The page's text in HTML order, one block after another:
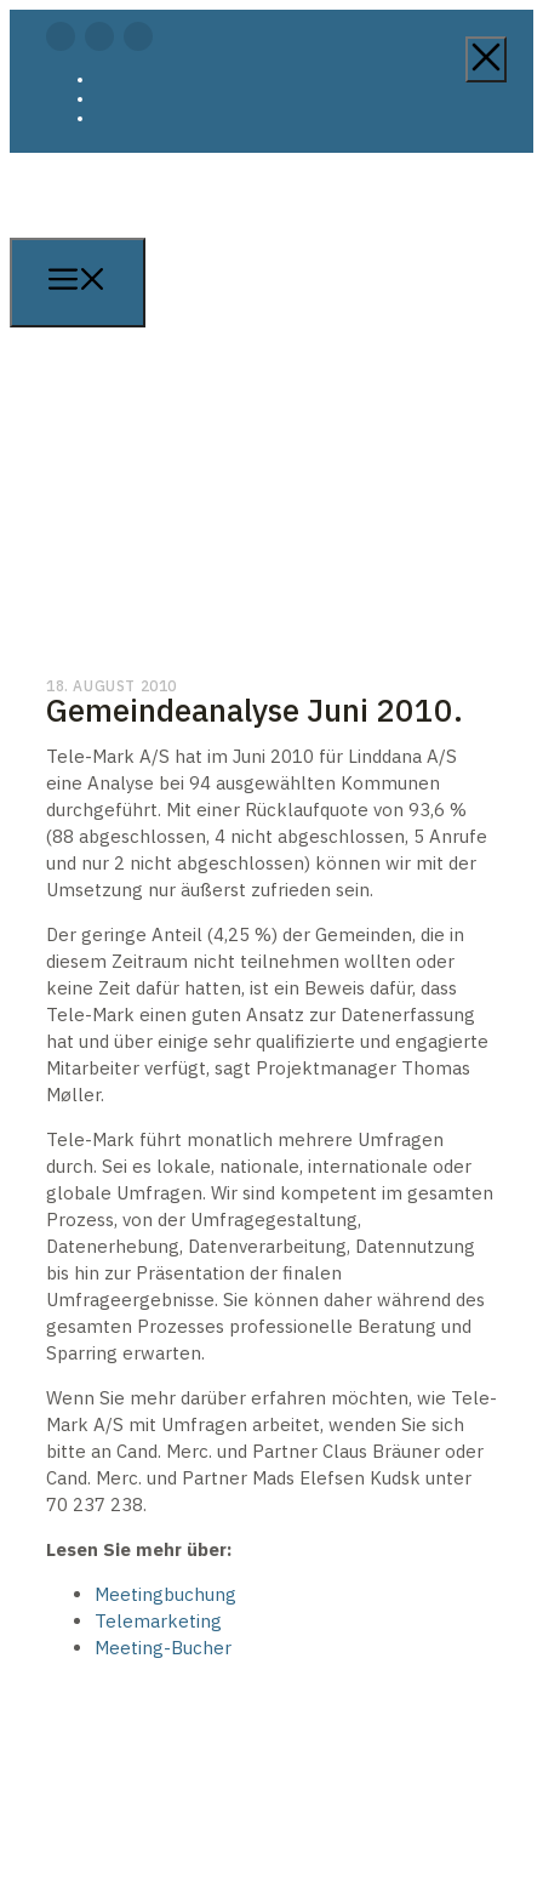
18. AUGUST 2010
Gemeindeanalyse Juni 2010.
Tele-Mark A/S hat im Juni 2010 für Linddana A/S
eine Analyse bei 94 ausgewählten Kommunen
durchgeführt. Mit einer Rücklaufquote von 93,6 %
(88 abgeschlossen, 4 nicht abgeschlossen, 5 Anrufe
und nur 2 nicht abgeschlossen) können wir mit der
Umsetzung nur äußerst zufrieden sein.
Der geringe Anteil (4,25 %) der Gemeinden, die in
diesem Zeitraum nicht teilnehmen wollten oder
keine Zeit dafür hatten, ist ein Beweis dafür, dass
Tele-Mark einen guten Ansatz zur Datenerfassung
hat und über einige sehr qualifizierte und engagierte
Mitarbeiter verfügt, sagt Projektmanager Thomas
Møller.
Tele-Mark führt monatlich mehrere Umfragen
durch. Sei es lokale, nationale, internationale oder
globale Umfragen. Wir sind kompetent im gesamten
Prozess, von der Umfragegestaltung,
Datenerhebung, Datenverarbeitung, Datennutzung
bis hin zur Präsentation der finalen
Umfrageergebnisse. Sie können daher während des
gesamten Prozesses professionelle Beratung und
Sparring erwarten.
Wenn Sie mehr darüber erfahren möchten, wie Tele-
Mark A/S mit Umfragen arbeitet, wenden Sie sich
bitte an Cand. Merc. und Partner Claus Bräuner oder
Cand. Merc. und Partner Mads Elefsen Kudsk unter
70 237 238.
Lesen Sie mehr über:
Meetingbuchung
Telemarketing
Meeting-Bucher